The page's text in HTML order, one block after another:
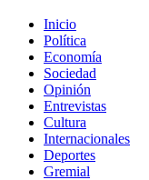
Inicio
Política
Economía
Sociedad
Opinión
Entrevistas
Cultura
Internacionales
Deportes
Gremial